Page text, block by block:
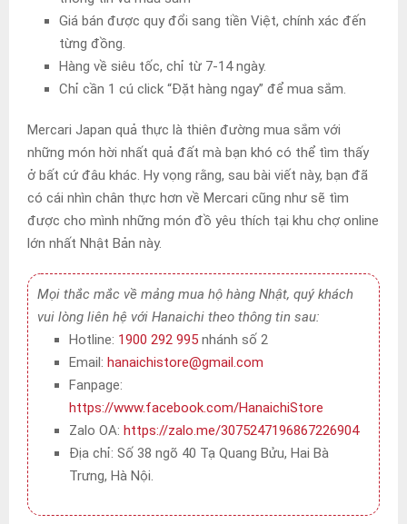
Giá bán được quy đổi sang tiền Việt, chính xác đến
từng đồng.
Hàng về siêu tốc, chỉ từ 7-14 ngày.
Chỉ cần 1 cú click “Đặt hàng ngay” để mua sắm.
Mercari Japan quả thực là thiên đường mua sắm với
những món hời nhất quả đất mà bạn khó có thể tìm thấy
ở bất cứ đâu khác. Hy vọng rằng, sau bài viết này, bạn đã
có cái nhìn chân thực hơn về Mercari cũng như sẽ tìm
được cho mình những món đồ yêu thích tại khu chợ online
lớn nhất Nhật Bản này.
Mọi thắc mắc về mảng mua hộ hàng Nhật, quý khách
vui lòng liên hệ với Hanaichi theo thông tin sau:
Hotline: 1900 292 995 nhánh số 2
Email: hanaichistore@gmail.com
Fanpage:
https://www.facebook.com/HanaichiStore
Zalo OA: https://zalo.me/3075247196867226904
Địa chỉ: Số 38 ngõ 40 Tạ Quang Bửu, Hai Bà
Trưng, Hà Nội.